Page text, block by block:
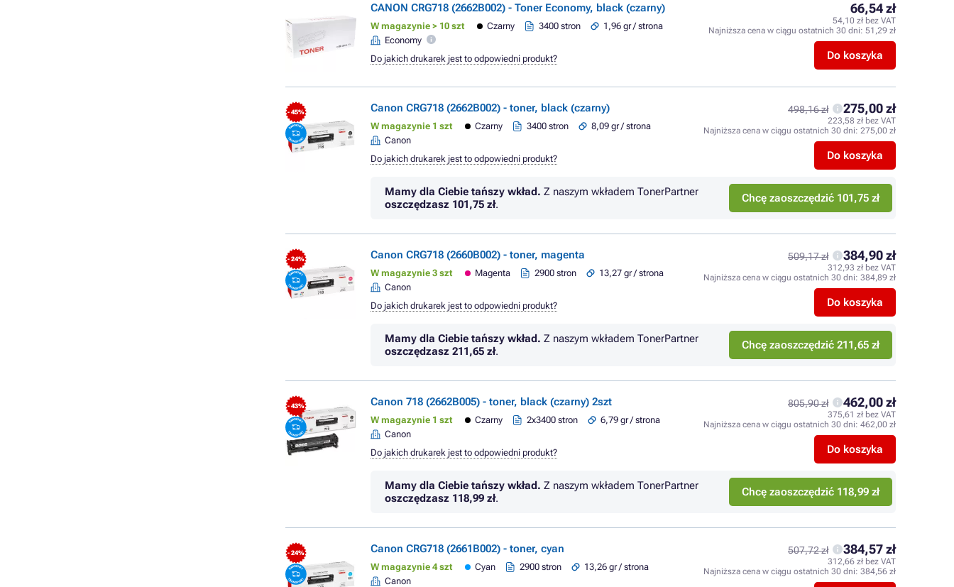
CANON CRG718 (2662B002) - Toner Economy, black (czarny)
W magazynie > 10 szt Czarny 3400 stron
1,96 gr / strona
Economy
66,54 zł
54,10 zł bez VAT
Najniższa cena w ciągu ostatnich 30 dni: 51,29 zł
Do koszyka
Do jakich drukarek jest to odpowiedni produkt?
- 45% Canon CRG718 (2662B002) - toner, black (czarny)
W magazynie 1 szt Czarny 3400 stron
8,09 gr / strona
Canon
498,16 zł 275,00 zł
223,58 zł bez VAT
Najniższa cena w ciągu ostatnich 30 dni: 275,00 zł
Do koszyka
Do jakich drukarek jest to odpowiedni produkt?
Mamy dla Ciebie tańszy wkład. Z naszym wkładem TonerPartner
oszczędzasz 101,75 zł. Chcę zaoszczędzić 101,75 zł
- 24% Canon CRG718 (2660B002) - toner, magenta
W magazynie 3 szt Magenta 2900 stron
13,27 gr / strona
Canon
509,17 zł 384,90 zł
312,93 zł bez VAT
Najniższa cena w ciągu ostatnich 30 dni: 384,89 zł
Do koszyka
Do jakich drukarek jest to odpowiedni produkt?
Mamy dla Ciebie tańszy wkład. Z naszym wkładem TonerPartner
oszczędzasz 211,65 zł. Chcę zaoszczędzić 211,65 zł
- 43% Canon 718 (2662B005) - toner, black (czarny) 2szt
W magazynie 1 szt Czarny 2x3400 stron
6,79 gr / strona
Canon
805,90 zł 462,00 zł
375,61 zł bez VAT
Najniższa cena w ciągu ostatnich 30 dni: 462,00 zł
Do koszyka
Do jakich drukarek jest to odpowiedni produkt?
Mamy dla Ciebie tańszy wkład. Z naszym wkładem TonerPartner
oszczędzasz 118,99 zł. Chcę zaoszczędzić 118,99 zł
- 24% Canon CRG718 (2661B002) - toner, cyan
W magazynie 4 szt Cyan 2900 stron
13,26 gr / strona
Canon
507,72 zł 384,57 zł
312,66 zł bez VAT
Najniższa cena w ciągu ostatnich 30 dni: 384,56 zł